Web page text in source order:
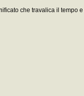
che travalica il tempo